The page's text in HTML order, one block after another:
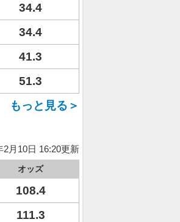
34.4
34.4
41.3
51.3
もっと見る＞
2月10日 16:20更新
オッズ
108.4
111.3